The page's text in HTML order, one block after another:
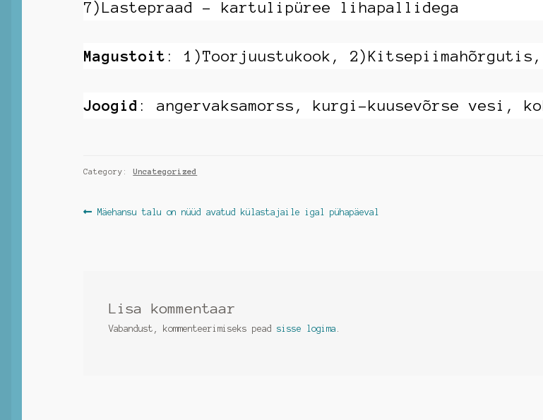
7)Lastepraad – kartulipüree lihapallidega
Magustoit : 1)Toorjuustukook,
Joogid : angervaksamorss, kurgi-kuusevõrse vesi,
Category:Uncategorized
Navigeerimine
Previous
Mäehansu talu on nüüd avatud külastajaile igal pühapäeval
Lisa kommentaar
Vabandust, kommenteerimiseks peadsisse logima